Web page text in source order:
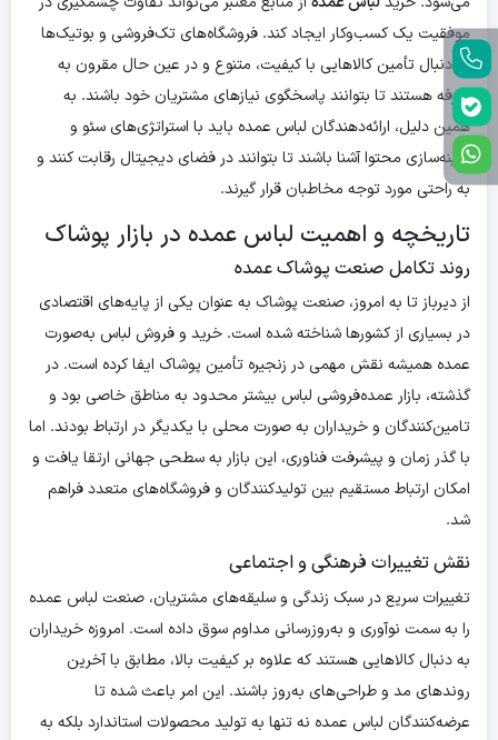
موفقیت یک کسب‌وکار ایجاد کند. فروشگاه‌های تک‌فروشی و بوتیک‌ها
به دنبال تأمین کالاهایی با کیفیت، متنوع و در عین حال مقرون به
صرفه هستند تا بتوانند پاسخگوی نیازهای مشتریان خود باشند. به
همین دلیل، ارائه‌دهندگان لباس عمده باید با استراتژی‌های سئو و
بهینه‌سازی محتوا آشنا باشند تا بتوانند در فضای دیجیتال رقابت کنند و
به راحتی مورد توجه مخاطبان قرار گیرند.
تاریخچه و اهمیت لباس عمده در بازار پوشاک
روند تکامل صنعت پوشاک عمده
از دیرباز تا به امروز، صنعت پوشاک به عنوان یکی از پایه‌های اقتصادی
در بسیاری از کشورها شناخته شده است. خرید و فروش لباس به‌صورت
عمده همیشه نقش مهمی در زنجیره تأمین پوشاک ایفا کرده است. در
گذشته، بازار عمده‌فروشی لباس بیشتر محدود به مناطق خاصی بود و
تامین‌کنندگان و خریداران به صورت محلی با یکدیگر در ارتباط بودند. اما
با گذر زمان و پیشرفت فناوری، این بازار به سطحی جهانی ارتقا یافت و
امکان ارتباط مستقیم بین تولیدکنندگان و فروشگاه‌های متعدد فراهم
شد.
نقش تغییرات فرهنگی و اجتماعی
تغییرات سریع در سبک زندگی و سلیقه‌های مشتریان، صنعت لباس عمده
را به سمت نوآوری و به‌روزرسانی مداوم سوق داده است. امروزه خریداران
به دنبال کالاهایی هستند که علاوه بر کیفیت بالا، مطابق با آخرین
روندهای مد و طراحی‌های به‌روز باشند. این امر باعث شده تا
عرضه‌کنندگان لباس عمده نه تنها به تولید محصولات استاندارد بلکه به